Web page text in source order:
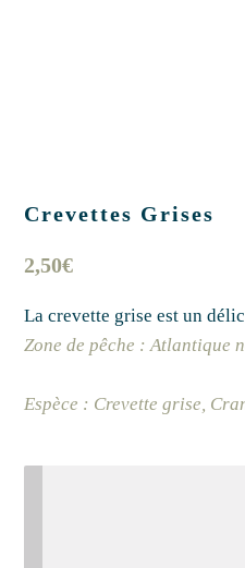
Crevettes Grises
2,50€
La crevette grise est un
Zone de pêche : Atlantique
Espèce : Crevette grise,